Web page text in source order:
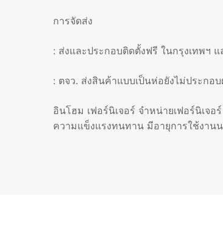
การจัดส่ง
: ส่งและประกอบติดตั้งฟรี ในกรุงเทพฯ
: ตจว. ส่งสินค้าแบบเป็นห่อยังไม่ประก
อินโฮม เฟอร์นิเจอร์ จำหน่ายเฟอร์นิเ
ความแข็งแรงทนทาน มีอายุการใช้งาน